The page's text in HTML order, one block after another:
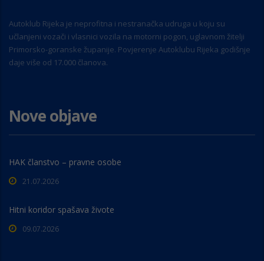
Autoklub Rijeka je neprofitna i nestranačka udruga u koju su
učlanjeni vozači i vlasnici vozila na motorni pogon, uglavnom žitelji
Primorsko-goranske županije. Povjerenje Autoklubu Rijeka godišnje
daje više od 17.000 članova.
Nove objave
HAK članstvo – pravne osobe
21.07.2026
Hitni koridor spašava živote
09.07.2026